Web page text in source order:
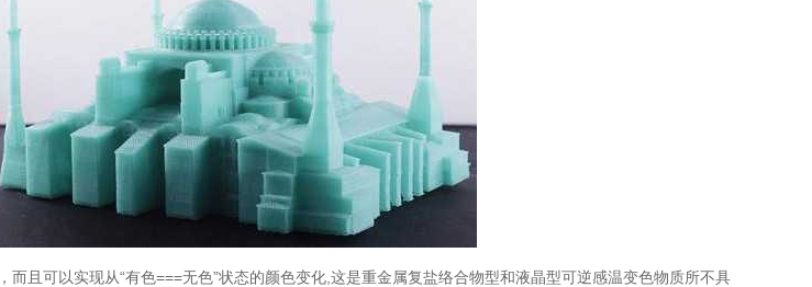
而且可以实现从“有色===无色”状态的颜色变化,这是重金属复盐络合物型和液晶型可逆感温变色物质所不具